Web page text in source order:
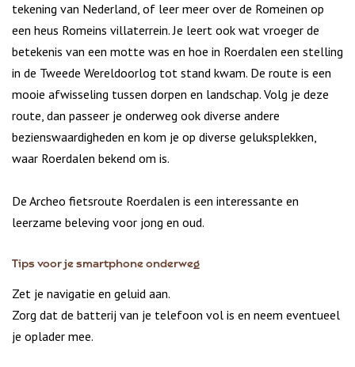
tekening van Nederland, of leer meer over de Romeinen op
een heus Romeins villaterrein. Je leert ook wat vroeger de
betekenis van een motte was en hoe in Roerdalen een stelling
in de Tweede Wereldoorlog tot stand kwam. De route is een
mooie afwisseling tussen dorpen en landschap. Volg je deze
route, dan passeer je onderweg ook diverse andere
bezienswaardigheden en kom je op diverse geluksplekken,
waar Roerdalen bekend om is.
De Archeo fietsroute Roerdalen is een interessante en
leerzame beleving voor jong en oud.
Tips voor je smartphone onderweg
Zet je navigatie en geluid aan.
Zorg dat de batterij van je telefoon vol is en neem eventueel
je oplader mee.